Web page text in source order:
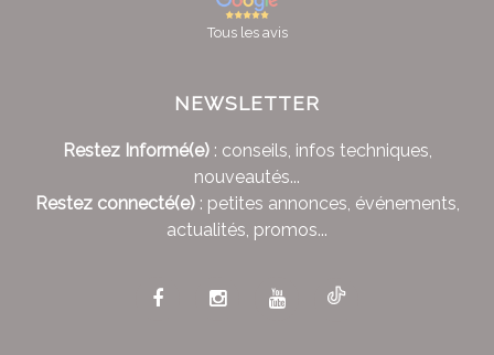
Tous les avis
NEWSLETTER
Restez Informé(e): conseils, infos techniques,
nouveautés...
Restez connecté(e): petites annonces, événements,
actualités, promos...